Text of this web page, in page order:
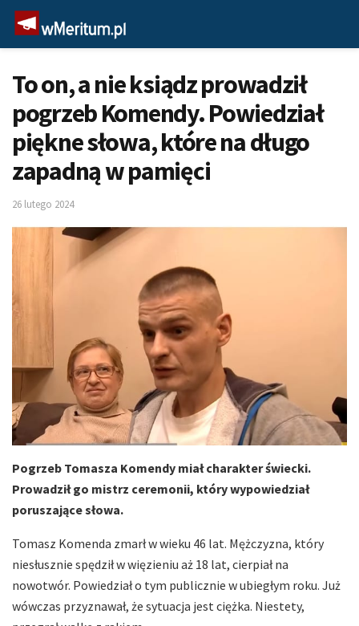
To on, a nie ksiądz prowadził
pogrzeb Komendy. Powiedział
piękne słowa, które na długo
zapadną w pamięci
26 lutego 2024
Pogrzeb Tomasza Komendy miał charakter świecki.
Prowadził go mistrz ceremonii, który wypowiedział
poruszające słowa.
Tomasz Komenda zmarł w wieku 46 lat. Mężczyzna, który
niesłusznie spędził w więzieniu aż 18 lat, cierpiał na
nowotwór. Powiedział o tym publicznie w ubiegłym roku. Już
wówczas przyznawał, że sytuacja jest ciężka. Niestety,